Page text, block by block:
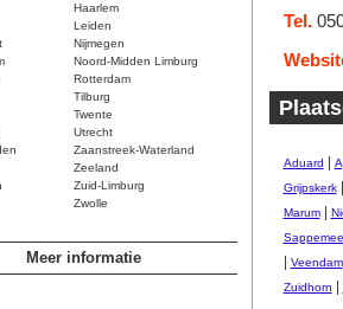
Haarlem
Leiden
Nijmegen
Noord-Midden Limburg
Rotterdam
Tilburg
Twente
Utrecht
Zaanstreek-Waterland
Zeeland
Zuid-Limburg
Zwolle
Meer informatie
Tel.
Aduard
Grijpskerk
Marum|
Veendam
Zuidhorn